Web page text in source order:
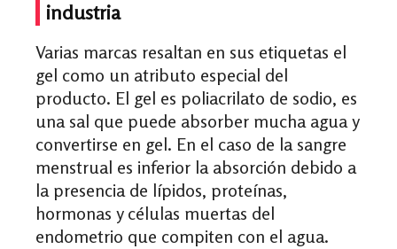
industria
Varias marcas resaltan en sus etiquetas el
gel como un atributo especial del
producto. El gel es poliacrilato de sodio, es
una sal que puede absorber mucha agua y
convertirse en gel. En el caso de la sangre
menstrual es inferior la absorción debido a
la presencia de lípidos, proteínas,
hormonas y células muertas del
endometrio que compiten con el agua.